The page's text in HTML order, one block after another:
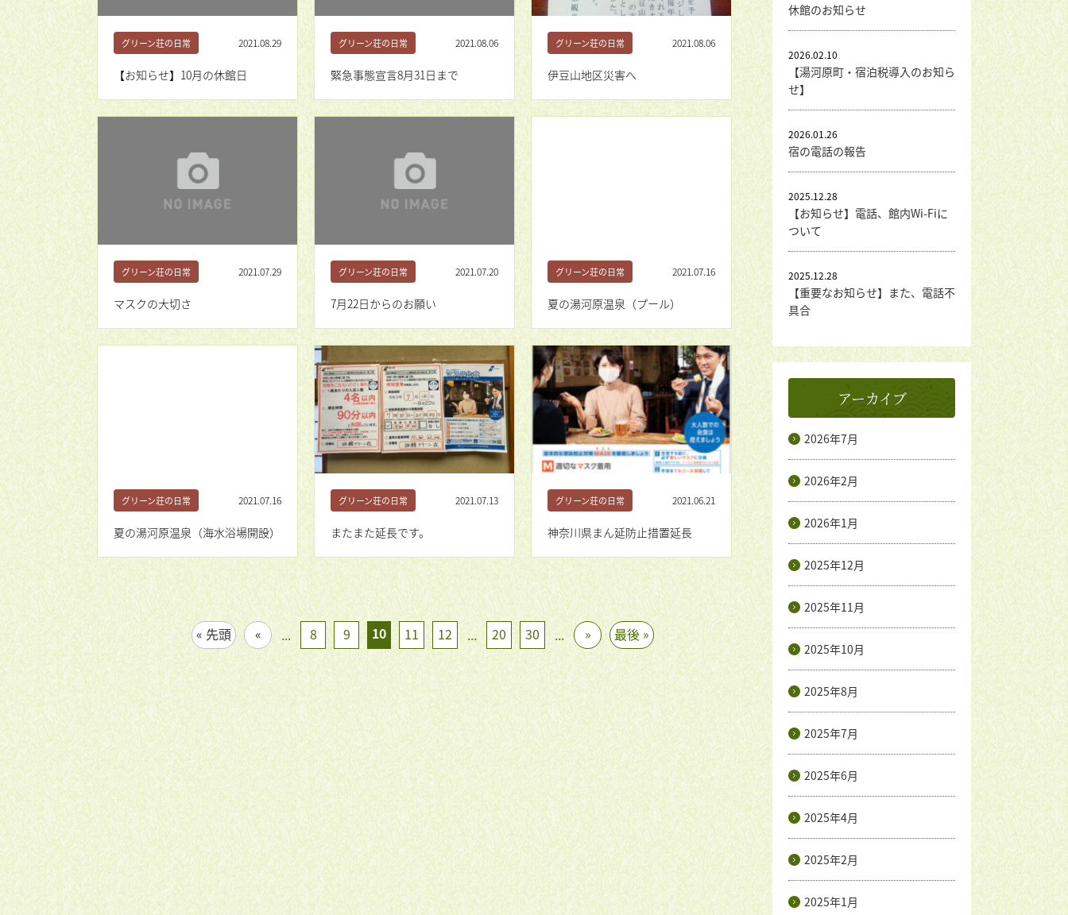
グリーン荘の日常 2021.08.29
【お知らせ】10月の休館日
グリーン荘の日常 2021.08.06
緊急事態宣言8月31日まで
グリーン荘の日常 2021.08.06
伊豆山地区災害へ
グリーン荘の日常 2021.07.29
マスクの大切さ
グリーン荘の日常 2021.07.20
7月22日からのお願い
グリーン荘の日常 2021.07.16
夏の湯河原温泉（プール）
グリーン荘の日常 2021.07.16
夏の湯河原温泉（海水浴場開設）
グリーン荘の日常 2021.07.13
またまた延長です。
グリーン荘の日常 2021.06.21
神奈川県まん延防止措置延長
« 先頭 « ... 8 9 10 11 12 ... 20 30 ... » 最後 »
休館のお知らせ
【湯河原町・宿泊税導入のお知ら
せ】
2026.02.10
宿の電話の報告
2026.01.26
【お知らせ】電話、館内Wi-Fiに
ついて
2025.12.28
【重要なお知らせ】また、電話不
具合
2025.12.28
アーカイブ
2026年7月
2026年2月
2026年1月
2025年12月
2025年11月
2025年10月
2025年8月
2025年7月
2025年6月
2025年4月
2025年2月
2025年1月